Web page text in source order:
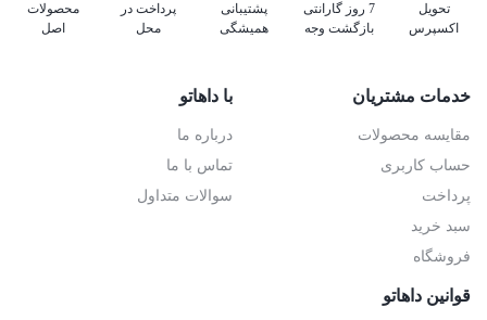
تحویل
اکسپرس
7 روز گارانتی
بازگشت وجه
پشتیبانی
همیشگی
پرداخت در
محل
محصولات
اصل
خدمات مشتریان
مقایسه محصولات
حساب کاربری
پرداخت
سبد خرید
فروشگاه
با داهاتو
درباره ما
تماس با ما
سوالات متداول
قوانین داهاتو